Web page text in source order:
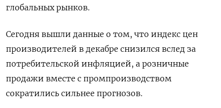
глобальных рынков.
Сегодня вышли данные о том, что индекс цен
производителей в декабре снизился вслед за
потребительской инфляцией, а розничные
продажи вместе с промпроизводством
сократились сильнее прогнозов.